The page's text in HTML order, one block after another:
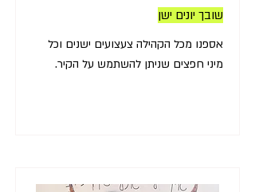
שובך יונים ישן
אספנו מכל הקהילה צעצועים ישנים וכל
מיני חפצים שניתן להשתמש על הקיר.